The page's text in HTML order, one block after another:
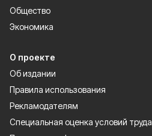
Общество
Экономика
О проекте
Об издании
Правила использования
Рекламодателям
Специальная оценка условий труда